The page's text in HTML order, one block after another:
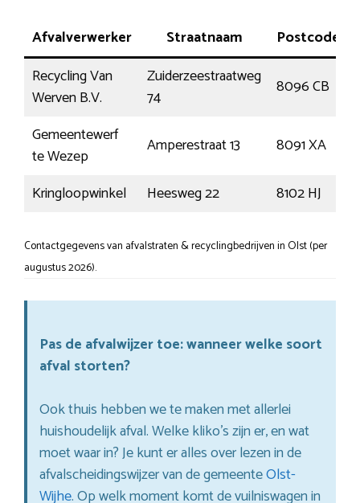
Afvalverwerker Straatnaam
Postcode
Recycling Van
Werven B.V.
Zuiderzeestraatweg
74
8096 CB
Gemeentewerf
te Wezep
Amperestraat 13 8091 XA
Kringloopwinkel
Heesweg 22 8102 HJ
Contactgegevens van afvalstraten & recyclingbedrijven in Olst (per
augustus 2026).
Pas de afvalwijzer toe: wanneer welke soort
afval storten?
Ook thuis hebben we te maken met allerlei
huishoudelijk afval. Welke kliko’s zijn er, en wat
moet waar in? Je kunt er alles over lezen in de
afvalscheidingswijzer van de gemeenteOlst-
Wijhe. Op welk moment komt de vuilniswagen in